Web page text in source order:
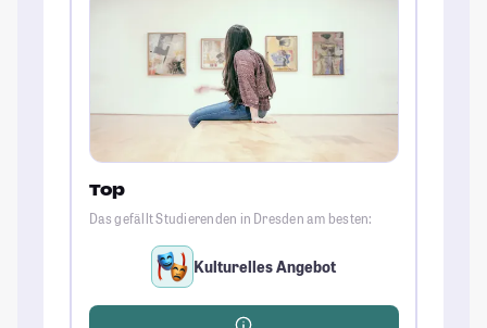
Top
Das gefällt Studierenden in Dresden am besten:
Kulturelles Angebot